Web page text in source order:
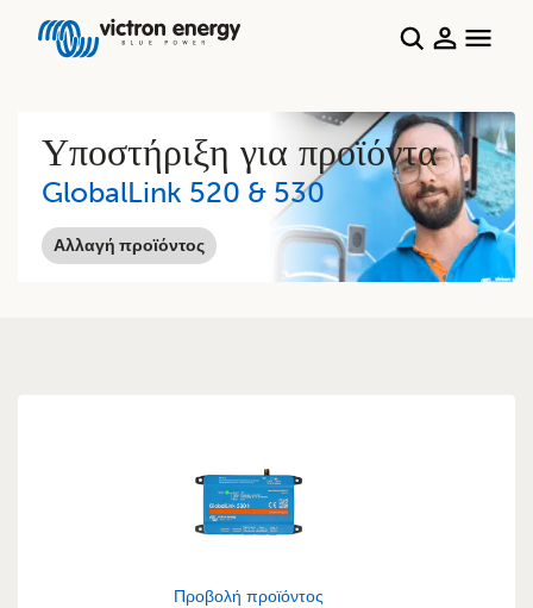
Υποστήριξη για προϊόντα
GlobalLink 520 & 530
Αλλαγή προϊόντος
Προβολή προϊόντος